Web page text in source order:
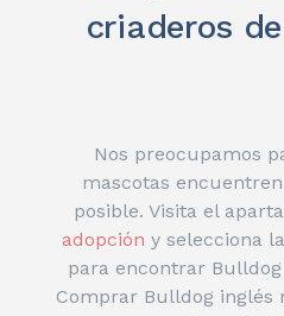
criaderos
Nos preocupamos
mascotas
posible. Visita el
adopción y selecciona
para encontrar
Comprar Bulldog inglés